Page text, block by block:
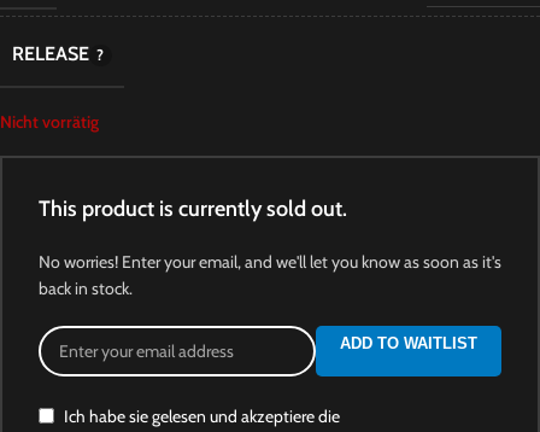
RELEASE
Nicht vorrätig
This product is currently sold out.
No worries! Enter your email, and we'll let you know as soon as it's
back in stock.
ADD TO WAITLIST
Ich habe sie gelesen und akzeptiere die